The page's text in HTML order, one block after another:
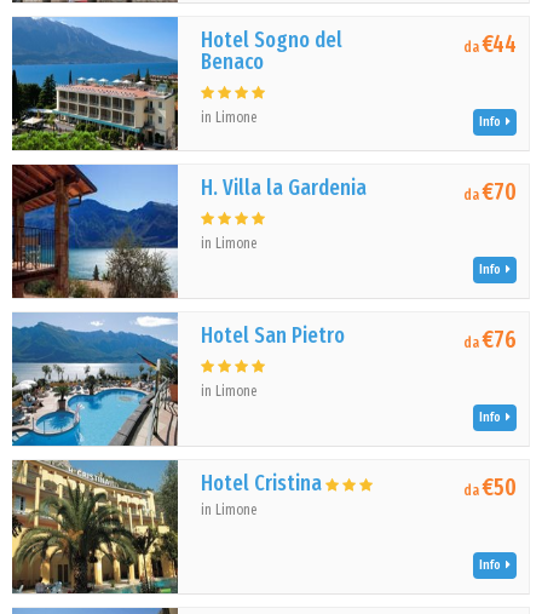
Hotel Sogno del
Benaco
in Limone
da€44
Info
H. Villa la Gardenia
in Limone
da€70
Info
Hotel San Pietro
in Limone
da€76
Info
Hotel Cristina
in Limone
da€50
Info